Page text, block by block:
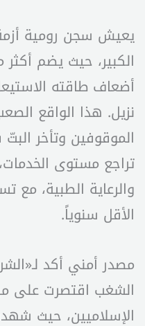
يعيش سجن رومية
نزيل. هذا الواقع
الموقوفين وتأخر
تراجع مستوى
الأقل سنوياً.
مصدر أمني أكد
الشغب اقتصرت على
الإسلاميين، حيث